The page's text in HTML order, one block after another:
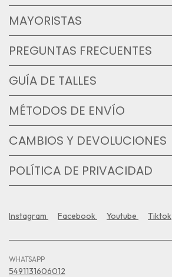
MAYORISTAS
PREGUNTAS FRECUENTES
GUÍA DE TALLES
MÉTODOS DE ENVÍO
CAMBIOS Y DEVOLUCIONES
POLÍTICA DE PRIVACIDAD
Instagram Facebook Youtube Tiktok
WHATSAPP
5491131606012